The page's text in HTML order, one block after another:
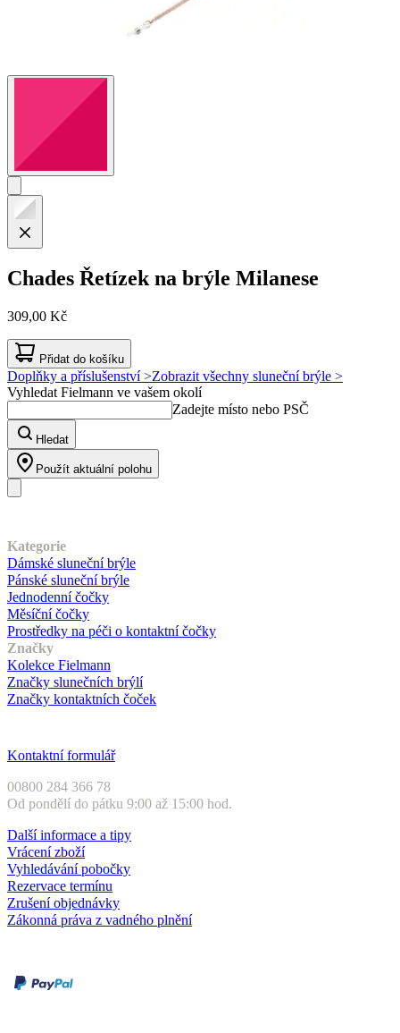
Chades Řetízek na brýle Milanese
309,00 Kč
Přidat do košíku
Doplňky a příslušenství >Zobrazit všechny sluneční brýle >
Vyhledat Fielmann ve vašem okolí
Zadejte místo nebo PSČ
Hledat
Použít aktuální polohu
Kategorie
Dámské sluneční brýle
Pánské sluneční brýle
Jednodenní čočky
Měsíční čočky
Prostředky na péči o kontaktní čočky
Značky
Kolekce Fielmann
Značky slunečních brýlí
Značky kontaktních čoček
Kontaktní formulář
00800 284 366 78
Od pondělí do pátku 9:00 až 15:00 hod.
Další informace a tipy
Vrácení zboží
Vyhledávání pobočky
Rezervace termínu
Zrušení objednávky
Zákonná práva z vadného plnění